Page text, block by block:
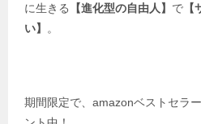
に生きる
【進化型の自由人】 で
い】 。
期間限定で、amazonベストセラ